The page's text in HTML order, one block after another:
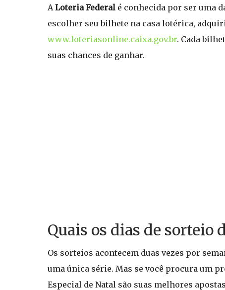
A Loteria Federal é conhecida por ser uma
escolher seu bilhete na casa lotérica,
www.loteriasonline.caixa.gov.br. Cada
suas chances de ganhar.
Quais os dias de sorteio
Os sorteios acontecem duas vezes por
uma única série. Mas se você procura um
Especial de Natal são suas melhores